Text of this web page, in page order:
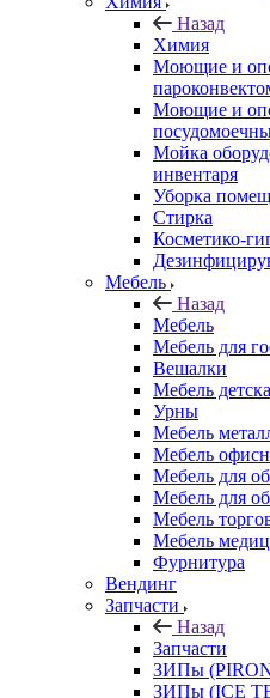
Назад
Химия
Моющие и
Моющие и
Мойка
инвентаря
Уборка
Стирка
Косметико-
Мебель
Назад
Мебель
Мебель для
Вешалки
Мебель
Урны
Мебель
Мебель
Мебель для
Мебель для
Мебель
Мебель
Фурнитура
Вендинг
Запчасти
Назад
Запчасти
ЗИПы
ЗИПы (ICE